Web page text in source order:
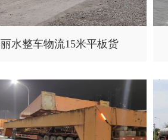
丽水整车物流15米平板货